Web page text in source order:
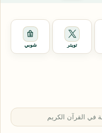
تويتر شوبي